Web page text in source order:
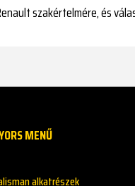
szakértelmére, és
MENŰ
alkatrészek